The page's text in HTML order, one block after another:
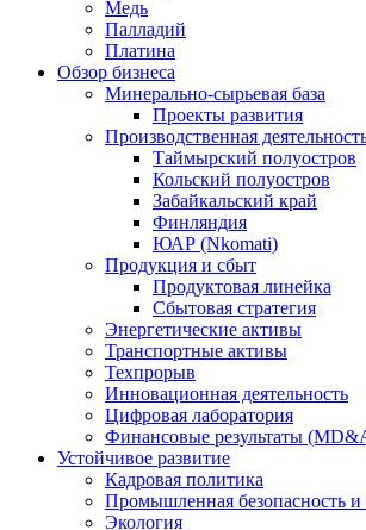
Медь
Палладий
Платина
Обзор бизнеса
Минерально-сырьевая база
Проекты развития
Производственная
Таймырский полуостров
Кольский полуостров
Забайкальский край
Финляндия
ЮАР (Nkomati)
Продукция и сбыт
Продуктовая линейка
Сбытовая стратегия
Энергетические активы
Транспортные активы
Техпрорыв
Инновационная деятельность
Цифровая лаборатория
Финансовые результаты
Устойчивое развитие
Кадровая политика
Промышленная безопасность и
Экология